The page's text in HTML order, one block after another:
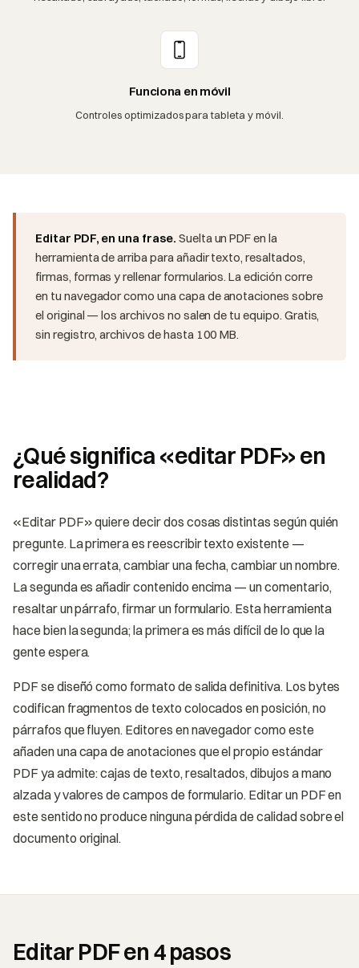
Funciona en móvil
Controles optimizados para tableta y móvil.
Editar PDF, en una frase. Suelta un PDF en la
herramienta de arriba para añadir texto, resaltados,
firmas, formas y rellenar formularios. La edición corre
en tu navegador como una capa de anotaciones sobre
el original — los archivos no salen de tu equipo. Gratis,
sin registro, archivos de hasta 100 MB.
¿Qué significa «editar PDF» en
realidad?
«Editar PDF» quiere decir dos cosas distintas según quién
pregunte. La primera es reescribir texto existente —
corregir una errata, cambiar una fecha, cambiar un nombre.
La segunda es añadir contenido encima — un comentario,
resaltar un párrafo, firmar un formulario. Esta herramienta
hace bien la segunda; la primera es más difícil de lo que la
gente espera.
PDF se diseñó como formato de salida definitiva. Los bytes
codifican fragmentos de texto colocados en posición, no
párrafos que fluyen. Editores en navegador como este
añaden una capa de anotaciones que el propio estándar
PDF ya admite: cajas de texto, resaltados, dibujos a mano
alzada y valores de campos de formulario. Editar un PDF en
este sentido no produce ninguna pérdida de calidad sobre el
documento original.
Editar PDF en 4 pasos